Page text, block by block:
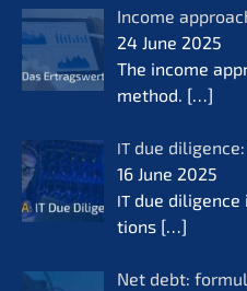
Income
24 June 2025
The income
method. […]
IT due
16 June 2025
IT due diligence
tions […]
Net debt: